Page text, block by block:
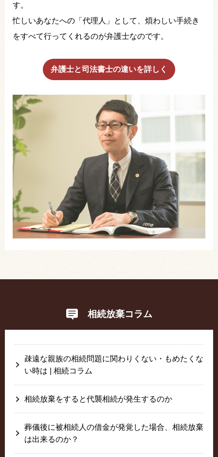
す。
忙しいあなたへの「代理人」として、煩わしい手続き
をすべて行ってくれるのが弁護士なのです。
弁護士と司法書士の違いを詳しく
相続放棄コラム
疎遠な親族の相続問題に関わりくない・もめたくな
い時は | 相続コラム
相続放棄をすると代襲相続が発生するのか
葬儀後に被相続人の借金が発覚した場合、相続放棄
は出来るのか？